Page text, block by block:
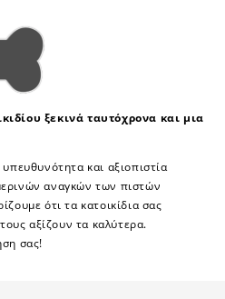
ξεκινά ταυτόχρονα και μια
και αξιοπιστία
αναγκών των πιστών
ότι τα κατοικίδια σας
αξίζουν τα καλύτερα.
σας!